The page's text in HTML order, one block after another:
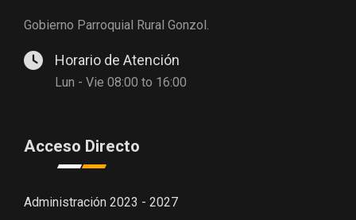
Gobierno Parroquial Rural Gonzol.
Horario de Atención
Lun - Vie 08:00 to 16:00
Acceso Directo
Administración 2023 - 2027